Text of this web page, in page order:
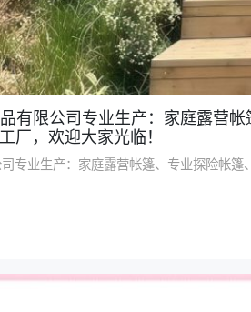
有限公司专业生产：家庭露营
厂，欢迎大家光临！
专业生产：家庭露营帐篷、专业探险帐